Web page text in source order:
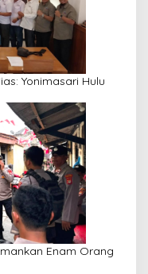
Yonimasari Hulu
Enam Orang